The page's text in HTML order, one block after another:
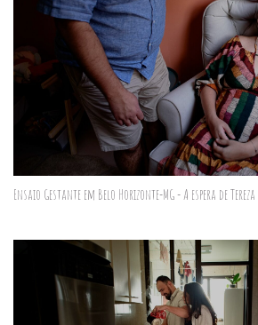
Ensaio Gestante em Belo Horizonte-MG - A espera de Tereza